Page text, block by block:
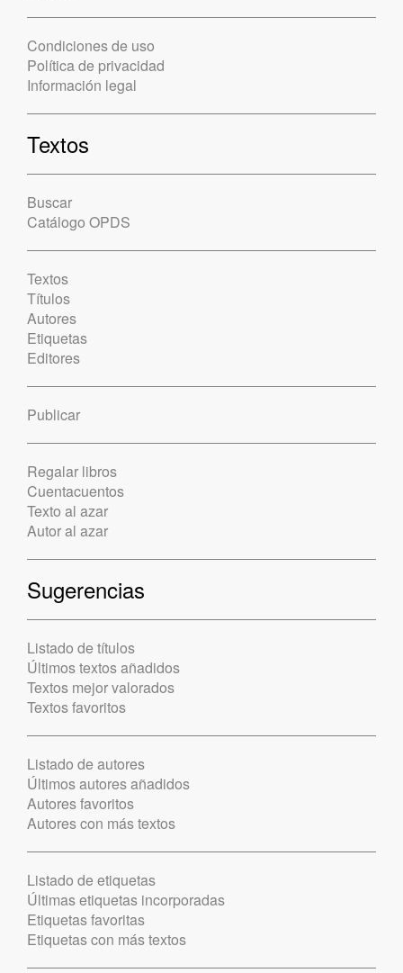
Condiciones de uso
Política de privacidad
Información legal
Textos
Buscar
Catálogo OPDS
Textos
Títulos
Autores
Etiquetas
Editores
Publicar
Regalar libros
Cuentacuentos
Texto al azar
Autor al azar
Sugerencias
Listado de títulos
Últimos textos añadidos
Textos mejor valorados
Textos favoritos
Listado de autores
Últimos autores añadidos
Autores favoritos
Autores con más textos
Listado de etiquetas
Últimas etiquetas incorporadas
Etiquetas favoritas
Etiquetas con más textos